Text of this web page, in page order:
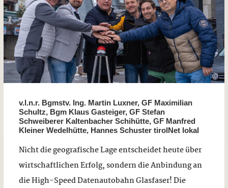
v.l.n.r. Bgmstv. Ing. Martin Luxner, GF Maximilian
Schultz, Bgm Klaus Gasteiger, GF Stefan
Schweiberer Kaltenbacher Schihütte, GF Manfred
Kleiner Wedelhütte, Hannes Schuster tirolNet lokal
Nicht die geografische Lage entscheidet heute über
wirtschaftlichen Erfolg, sondern die Anbindung an
die High-Speed Datenautobahn Glasfaser! Die